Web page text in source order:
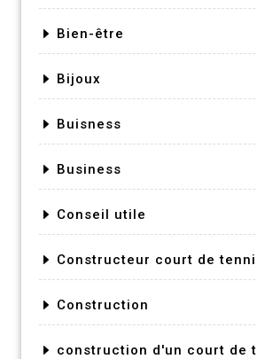
Bien-être
Bijoux
Buisness
Business
Conseil utile
Constructeur court de
Construction
construction d'un court de